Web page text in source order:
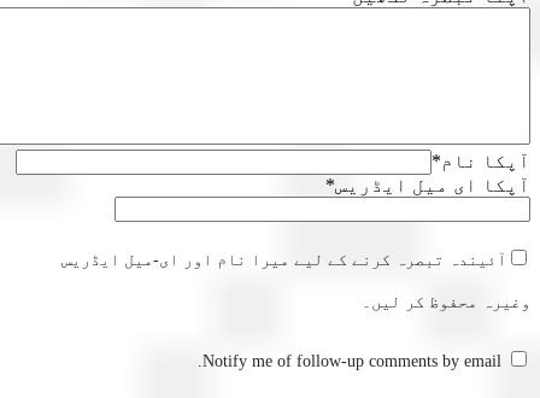
نام
*
ای میل ایڈریس *
آئیندہ تبصرہ کرنے کے لیے میرا نام اور ای-میل ایڈریس
محفوظ کر لیں۔
Notify me of follow-up comments by email.